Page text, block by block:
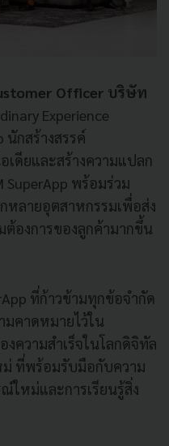
Officer บริษัท
Experience
นักสร้างสรรค์
ดียและสร้างความแปลก
พร้อมร่วม
ลายอุตสาหกรรมเพื่อส่ง
องการของลูกค้ามากขึ้น
ที่ก้าวข้ามทุกข้อจำกัด
คาดหมายไว้ใน
ความสำเร็จในโลกดิจิทัล
ที่พร้อมรับมือกับความ
ใหม่และการเรียนรู้สิ่ง